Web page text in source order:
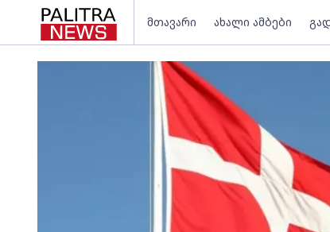
მთავარი ახალი ამბები